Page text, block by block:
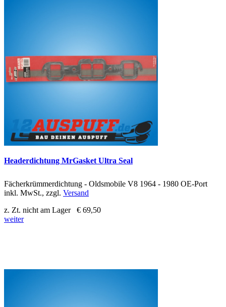
Headerdichtung MrGasket Ultra Seal
Fächerkrümmerdichtung - Oldsmobile V8 1964 - 1980 OE-Port
inkl. MwSt., zzgl. Versand
z. Zt. nicht am Lager
€ 69,50
weiter